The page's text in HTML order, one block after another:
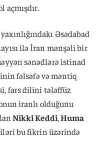
Əsədabad
ilə İran mənşəli bir
sənədlərə istinad
fəlsəfə və məntiq
fars dilini tələffüz
iranlı olduğunu
Nikki Keddi,Huma
bu fikrin üzərində